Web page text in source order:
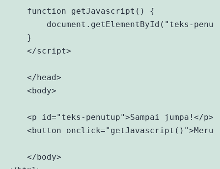
    function getJavascript() {
document.getElementById("teks-
    }
    </script>
    </head>
    <body>
    <p id="teks-penutup">Sampai jumpa!</p>
<button
    </body>